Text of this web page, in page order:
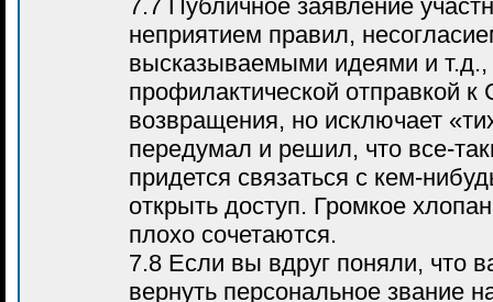
7.7 Публичное заявление
неприятием правил,
высказываемыми идеями и т.д.,
профилактической отправкой
возвращения, но исключает
передумал и решил, что все-
придется связаться с кем-
открыть доступ. Громкое
плохо сочетаются.
7.8 Если вы вдруг поняли, что
вернуть персональное звание